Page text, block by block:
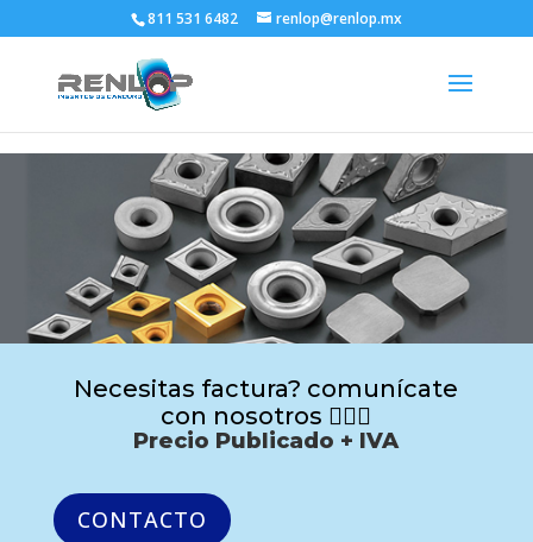
811 531 6482 renlop@renlop.mx
Necesitas factura? comunícate
con nosotros 🙋🏻‍♂️
Precio Publicado + IVA
CONTACTO